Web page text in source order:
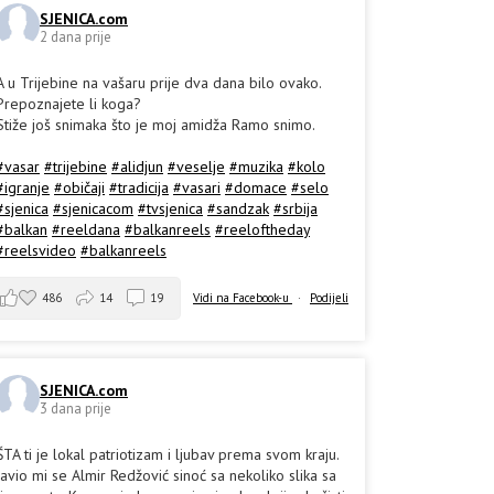
SJENICA.com
2 dana prije
u Trijebine na vašaru prije dva dana bilo ovako.
li koga?
još snimaka što je moj amidža Ramo snimo.
#trijebine #alidjun #veselje #muzika #kolo
#običaji #tradicija #vasari #domace #selo
#sjenicacom #tvsjenica #sandzak #srbija
#reeldana #balkanreels #reeloftheday
#balkanreels
Vidi na Facebook-u · Podijeli
486 14 19
SJENICA.com
3 dana prije
ti je lokal patriotizam i ljubav prema svom kraju.
mi se Almir Redžović sinoć sa nekoliko slika sa